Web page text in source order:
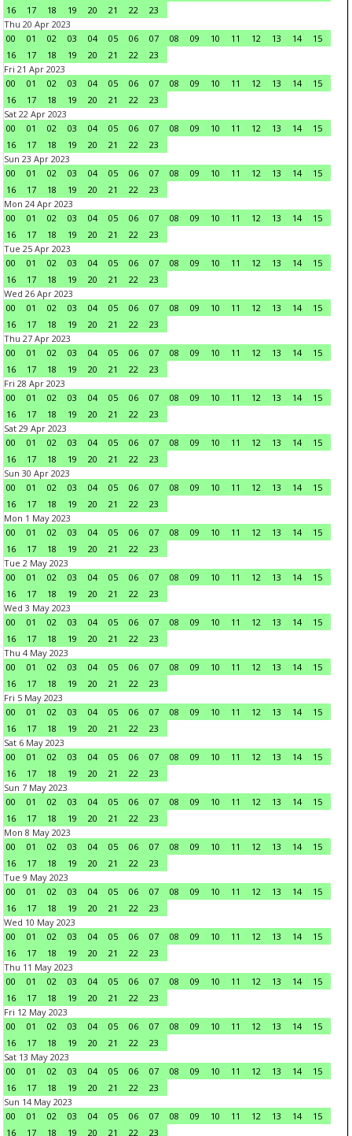
16
17 18 19 20 21 22
23
Thu 20 Apr 2023
00
01 02 03 04 05 06 07 08 09 10 11 12 13 14
15
16
17 18 19 20 21 22
23
Fri 21 Apr 2023
00
01 02 03 04 05 06 07 08 09 10 11 12 13 14
15
16
17 18 19 20 21 22
23
Sat 22 Apr 2023
00
01 02 03 04 05 06 07 08 09 10 11 12 13 14
15
16
17 18 19 20 21 22
23
Sun 23 Apr 2023
00
01 02 03 04 05 06 07 08 09 10 11 12 13 14
15
16
17 18 19 20 21 22
23
Mon 24 Apr 2023
00
01 02 03 04 05 06 07 08 09 10 11 12 13 14
15
16
17 18 19 20 21 22
23
Tue 25 Apr 2023
00
01 02 03 04 05 06 07 08 09 10 11 12 13 14
15
16
17 18 19 20 21 22
23
Wed 26 Apr 2023
00
01 02 03 04 05 06 07 08 09 10 11 12 13 14
15
16
17 18 19 20 21 22
23
Thu 27 Apr 2023
00
01 02 03 04 05 06 07 08 09 10 11 12 13 14
15
16
17 18 19 20 21 22
23
Fri 28 Apr 2023
00
01 02 03 04 05 06 07 08 09 10 11 12 13 14
15
16
17 18 19 20 21 22
23
Sat 29 Apr 2023
00
01 02 03 04 05 06 07 08 09 10 11 12 13 14
15
16
17 18 19 20 21 22
23
Sun 30 Apr 2023
00
01 02 03 04 05 06 07 08 09 10 11 12 13 14
15
16
17 18 19 20 21 22
23
Mon 1 May 2023
00
01 02 03 04 05 06 07 08 09 10 11 12 13 14
15
16
17 18 19 20 21 22
23
Tue 2 May 2023
00
01 02 03 04 05 06 07 08 09 10 11 12 13 14
15
16
17 18 19 20 21 22
23
Wed 3 May 2023
00
01 02 03 04 05 06 07 08 09 10 11 12 13 14
15
16
17 18 19 20 21 22
23
Thu 4 May 2023
00
01 02 03 04 05 06 07 08 09 10 11 12 13 14
15
16
17 18 19 20 21 22
23
Fri 5 May 2023
00
01 02 03 04 05 06 07 08 09 10 11 12 13 14
15
16
17 18 19 20 21 22
23
Sat 6 May 2023
00
01 02 03 04 05 06 07 08 09 10 11 12 13 14
15
16
17 18 19 20 21 22
23
Sun 7 May 2023
00
01 02 03 04 05 06 07 08 09 10 11 12 13 14
15
16
17 18 19 20 21 22
23
Mon 8 May 2023
00
01 02 03 04 05 06 07 08 09 10 11 12 13 14
15
16
17 18 19 20 21 22
23
Tue 9 May 2023
00
01 02 03 04 05 06 07 08 09 10 11 12 13 14
15
16
17 18 19 20 21 22
23
Wed 10 May 2023
00
01 02 03 04 05 06 07 08 09 10 11 12 13 14
15
16
17 18 19 20 21 22
23
Thu 11 May 2023
00
01 02 03 04 05 06 07 08 09 10 11 12 13 14
15
16
17 18 19 20 21 22
23
Fri 12 May 2023
00
01 02 03 04 05 06 07 08 09 10 11 12 13 14
15
16
17 18 19 20 21 22
23
Sat 13 May 2023
00
01 02 03 04 05 06 07 08 09 10 11 12 13 14
15
16
17 18 19 20 21 22
23
Sun 14 May 2023
00
01 02 03 04 05 06 07 08 09 10 11 12 13 14
15
16
17 18 19 20 21 22 23